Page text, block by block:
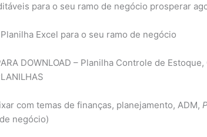
para o seu ramo de negócio prosperar
DOWNLOAD – Planilha Controle de
com temas de finanças, planejamento, ADM,
de negócio)